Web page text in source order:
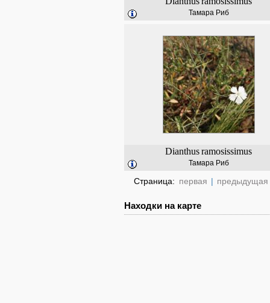
Тамара Риб
Dianthusramosissimus
Тамара Риб
Страница: первая | предыдущая
Находки на карте